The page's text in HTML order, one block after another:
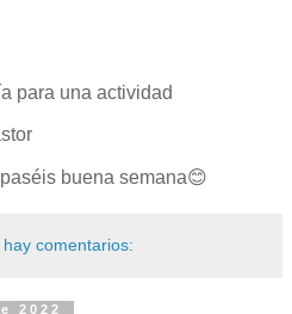
para una actividad
buena semana😊
hay comentarios:
2022